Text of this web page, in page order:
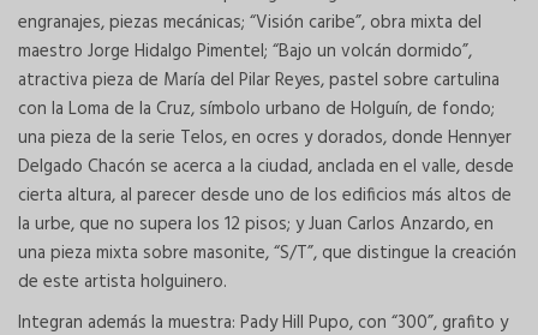
engranajes, piezas mecánicas; “Visión caribe”, obra mixta del
maestro Jorge Hidalgo Pimentel; “Bajo un volcán dormido”,
atractiva pieza de María del Pilar Reyes, pastel sobre cartulina
con la Loma de la Cruz, símbolo urbano de Holguín, de fondo;
una pieza de la serie Telos, en ocres y dorados, donde Hennyer
Delgado Chacón se acerca a la ciudad, anclada en el valle, desde
cierta altura, al parecer desde uno de los edificios más altos de
la urbe, que no supera los 12 pisos; y Juan Carlos Anzardo, en
una pieza mixta sobre masonite, “S/T”, que distingue la creación
de este artista holguinero.
Integran además la muestra: Pady Hill Pupo, con “300”, grafito y